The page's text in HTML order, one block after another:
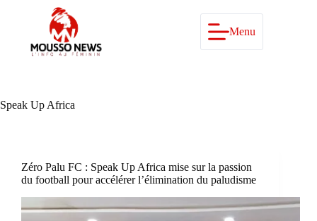
Menu
Speak Up Africa
Zéro Palu FC : Speak Up Africa mise sur la passion
du football pour accélérer l’élimination du paludisme